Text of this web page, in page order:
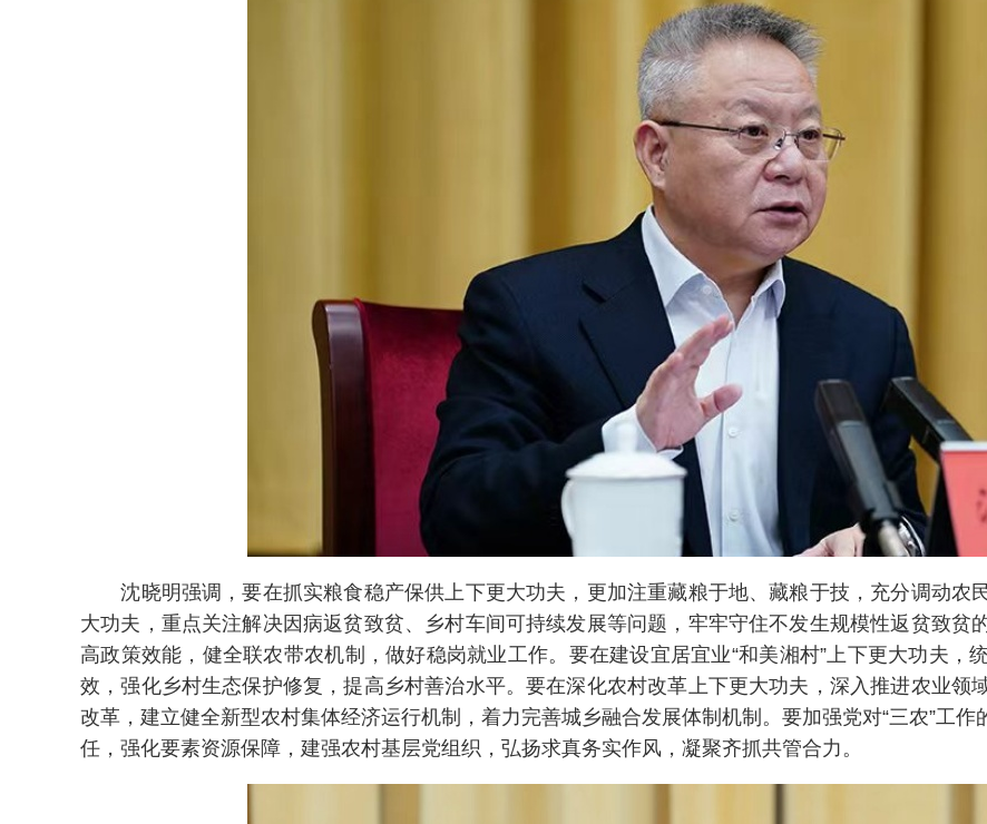
沈晓明强调，要在抓实粮食稳产保供上下更大功夫，更加注重藏粮于地、藏粮于技，充分调动农
大功夫，重点关注解决因病返贫致贫、乡村车间可持续发展等问题，牢牢守住不发生规模性返贫致贫
高政策效能，健全联农带农机制，做好稳岗就业工作。要在建设宜居宜业“和美湘村”上下更大功夫，
效，强化乡村生态保护修复，提高乡村善治水平。要在深化农村改革上下更大功夫，深入推进农业领
改革，建立健全新型农村集体经济运行机制，着力完善城乡融合发展体制机制。要加强党对“三农”工
任，强化要素资源保障，建强农村基层党组织，弘扬求真务实作风，凝聚齐抓共管合力。